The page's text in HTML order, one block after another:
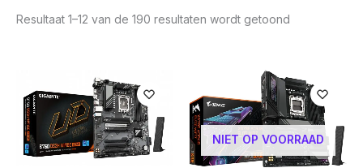
Resultaat 1–12 van de 190 resultaten wordt getoond
NIET OP VOORRAAD